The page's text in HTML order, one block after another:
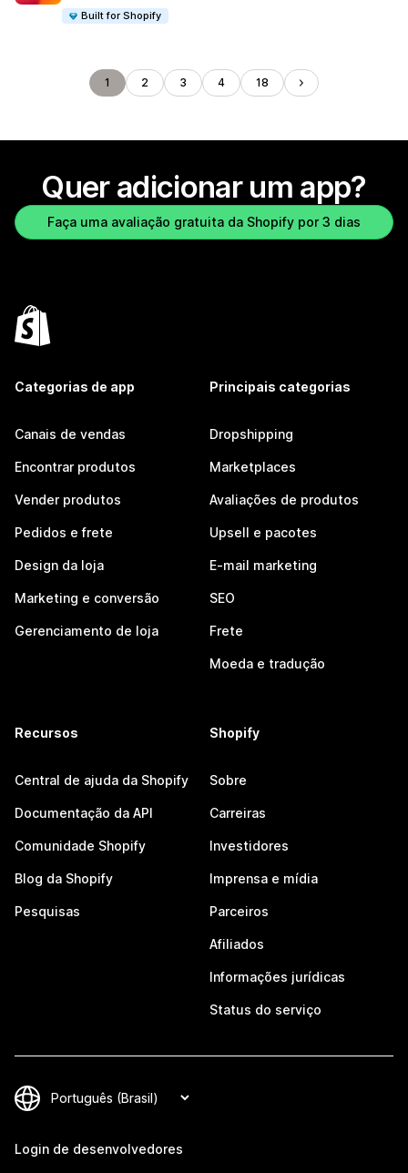
Built for Shopify
1 2 3 4 18
Quer adicionar um app?
Faça uma avaliação gratuita da Shopify por 3 dias
Categorias de app
Canais de vendas
Encontrar produtos
Vender produtos
Pedidos e frete
Design da loja
Marketing e conversão
Gerenciamento de loja
Principais categorias
Dropshipping
Marketplaces
Avaliações de produtos
Upsell e pacotes
E-mail marketing
SEO
Frete
Moeda e tradução
Recursos
Central de ajuda da Shopify
Documentação da API
Comunidade Shopify
Blog da Shopify
Pesquisas
Shopify
Sobre
Carreiras
Investidores
Imprensa e mídia
Parceiros
Afiliados
Informações jurídicas
Status do serviço
Login de desenvolvedores